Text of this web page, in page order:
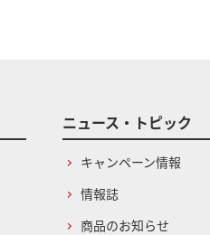
ニュース・トピック
キャンペーン情報
情報誌
商品のお知らせ